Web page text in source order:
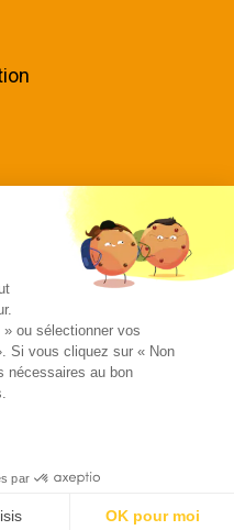
ou sélectionner vos
Si vous cliquez sur « Non
nécessaires au bon
par
OK pour moi